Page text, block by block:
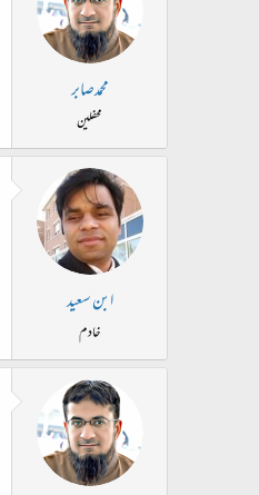
محمدصابر
محفلین
ابن سعید
خادم